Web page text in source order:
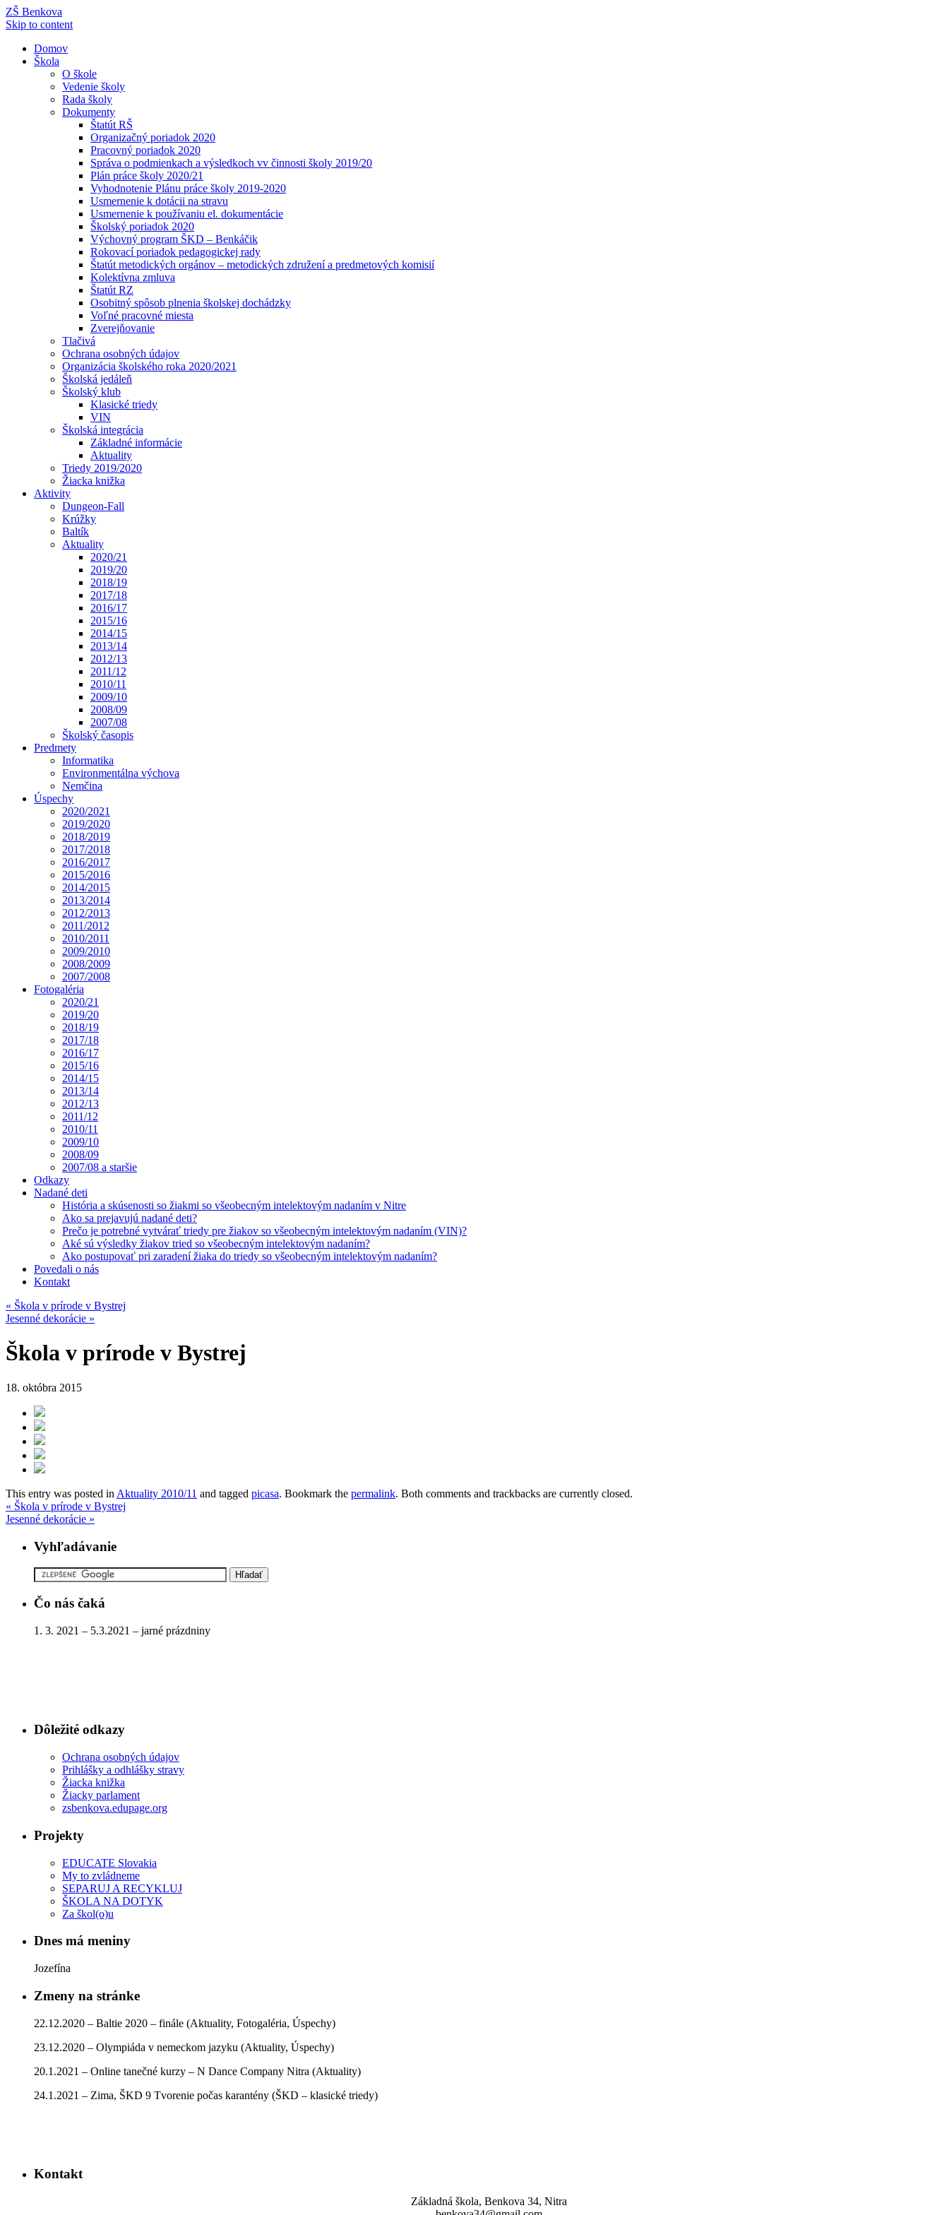
ZŠ Benkova
Skip to content
Domov
Škola
O škole
Vedenie školy
Rada školy
Dokumenty
Štatút RŠ
Organizačný poriadok 2020
Pracovný poriadok 2020
Správa o podmienkach a výsledkoch vv činnosti školy 2019/20
Plán práce školy 2020/21
Vyhodnotenie Plánu práce školy 2019-2020
Usmernenie k dotácii na stravu
Usmernenie k používaniu el. dokumentácie
Školský poriadok 2020
Výchovný program ŠKD – Benkáčik
Rokovací poriadok pedagogickej rady
Štatút metodických orgánov – metodických združení a predmetových komisií
Kolektívna zmluva
Štatút RZ
Osobitný spôsob plnenia školskej dochádzky
Voľné pracovné miesta
Zverejňovanie
Tlačivá
Ochrana osobných údajov
Organizácia školského roka 2020/2021
Školská jedáleň
Školský klub
Klasické triedy
VIN
Školská integrácia
Základné informácie
Aktuality
Triedy 2019/2020
Žiacka knižka
Aktivity
Dungeon-Fall
Krúžky
Baltík
Aktuality
2020/21
2019/20
2018/19
2017/18
2016/17
2015/16
2014/15
2013/14
2012/13
2011/12
2010/11
2009/10
2008/09
2007/08
Školský časopis
Predmety
Informatika
Environmentálna výchova
Nemčina
Úspechy
2020/2021
2019/2020
2018/2019
2017/2018
2016/2017
2015/2016
2014/2015
2013/2014
2012/2013
2011/2012
2010/2011
2009/2010
2008/2009
2007/2008
Fotogaléria
2020/21
2019/20
2018/19
2017/18
2016/17
2015/16
2014/15
2013/14
2012/13
2011/12
2010/11
2009/10
2008/09
2007/08 a staršie
Odkazy
Nadané deti
História a skúsenosti so žiakmi so všeobecným intelektovým nadaním v Nitre
Ako sa prejavujú nadané deti?
Prečo je potrebné vytvárať triedy pre žiakov so všeobecným intelektovým nadaním (VIN)?
Aké sú výsledky žiakov tried so všeobecným intelektovým nadaním?
Ako postupovať pri zaradení žiaka do triedy so všeobecným intelektovým nadaním?
Povedali o nás
Kontakt
« Škola v prírode v Bystrej
Jesenné dekorácie »
Škola v prírode v Bystrej
18. októbra 2015
This entry was posted in Aktuality 2010/11 and tagged picasa. Bookmark the permalink. Both comments and trackbacks are currently closed.
« Škola v prírode v Bystrej
Jesenné dekorácie »
Vyhľadávanie
Čo nás čaká
1. 3. 2021 – 5.3.2021 – jarné prázdniny
Dôležité odkazy
Ochrana osobných údajov
Prihlášky a odhlášky stravy
Žiacka knižka
Žiacky parlament
zsbenkova.edupage.org
Projekty
EDUCATE Slovakia
My to zvládneme
SEPARUJ A RECYKLUJ
ŠKOLA NA DOTYK
Za škol(o)u
Dnes má meniny
Jozefína
Zmeny na stránke
22.12.2020 – Baltie 2020 – finále (Aktuality, Fotogaléria, Úspechy)
23.12.2020 – Olympiáda v nemeckom jazyku (Aktuality, Úspechy)
20.1.2021 – Online tanečné kurzy – N Dance Company Nitra (Aktuality)
24.1.2021 – Zima, ŠKD 9 Tvorenie počas karantény (ŠKD – klasické triedy)
Kontakt
Základná škola, Benkova 34, Nitra